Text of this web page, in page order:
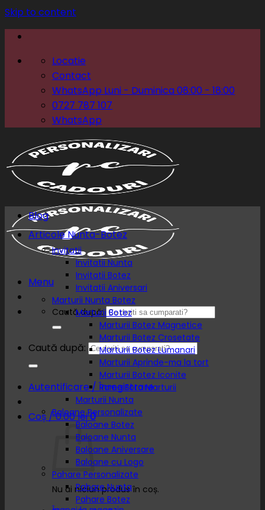
Skip to content
Locatie
Contact
WhatsApp Luni - Duminica 08:00 - 18:00
0727 787 107
WhatsApp
Menu
Caută după:
Caută după:
Autentificare / Înregistrare
Coș /0.00lei0
Nu ai niciun produs în coș.
Blog
Articole Nunta-Botez
Invitatii
Invitatii Nunta
Invitatii Botez
Invitatii Aniversari
Marturii Nunta Botez
Marturii Botez
Marturii Botez Magnetice
Marturii Botez Crosetate
Marturii Botez Lumanari
Marturii Aprinde-ma la tort
Marturii Botez Iconite
Rame Foto Marturii
Marturii Nunta
Baloane Personalizate
Baloane Botez
Baloane Nunta
Baloane Aniversare
Baloane cu Logo
Pahare Personalizate
Pahare Nunta
Pahare Botez